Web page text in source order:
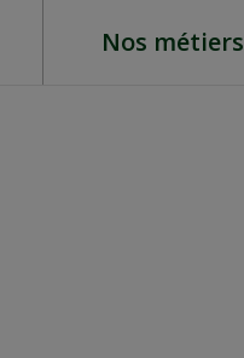
Nos métiers